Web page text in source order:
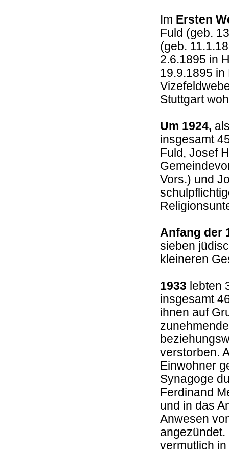
Im Ersten
Fuld (geb.
(geb.
2.6.1895 in
19.9.1895
Stuttgart
Um 1924,
insgesamt
Fuld, Josef
Vors.) und
Anfang der
sieben
kleineren
1933 lebten
insgesamt
ihnen auf
verstorben.
Einwohner
Synagoge
Ferdinand
und in das
Anwesen
vermutlich